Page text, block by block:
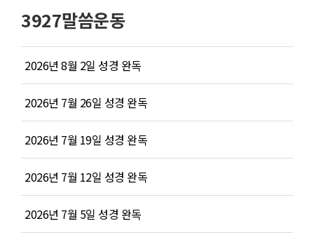
3927말씀운동
2026년 8월 2일 성경 완독
2026년 7월 26일 성경 완독
2026년 7월 19일 성경 완독
2026년 7월 12일 성경 완독
2026년 7월 5일 성경 완독